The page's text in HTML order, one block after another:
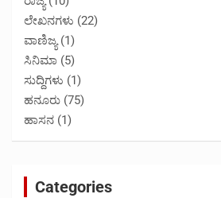
ಲೇಖನಗಳು (22)
ವಾಣಿಜ್ಯ(1)
ಸಿನಿಮಾ (5)
ಸುದ್ದಿಗಳು (1)
ಹನೂರು (75)
ಹಾಸನ (1)
Categories